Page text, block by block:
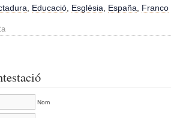
, Educació, Església, España, Franco
Nom